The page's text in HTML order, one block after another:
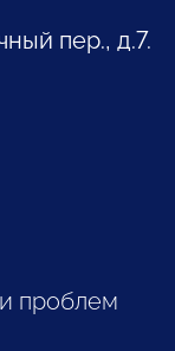
пер., д.7.
проблем